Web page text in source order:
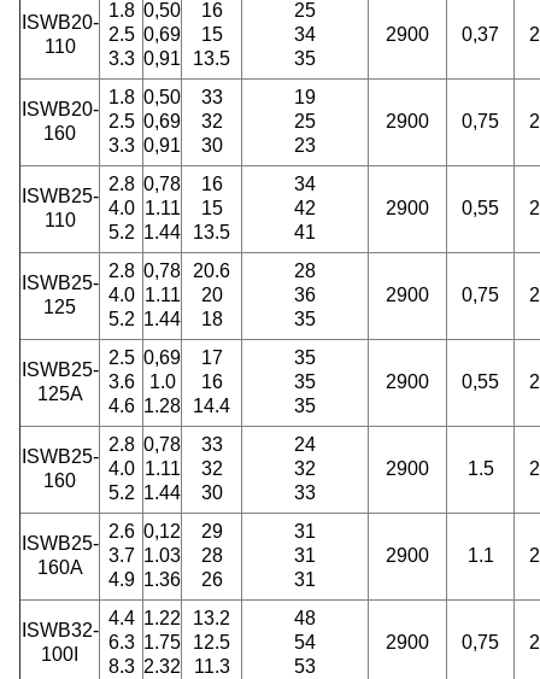
ISWB20-
110
1.8
2.5
3.3
0,50
0,69
0,91
16
15
13.5
25
34
35
2900 0,37
ISWB20-
160
1.8
2.5
3.3
0,50
0,69
0,91
33
32
30
19
25
23
2900 0,75
ISWB25-
110
2.8
4.0
5.2
0,78
1.11
1.44
16
15
13.5
34
42
41
2900 0,55
ISWB25-
125
2.8
4.0
5.2
0,78
1.11
1.44
20.6
20
18
28
36
35
2900 0,75
ISWB25-
125A
2.5
3.6
4.6
0,69
1.0
1.28
17
16
14.4
35
35
35
2900 0,55
ISWB25-
160
2.8
4.0
5.2
0,78
1.11
1.44
33
32
30
24
32
33
2900 1.5
ISWB25-
160A
2.6
3.7
4.9
0,12
1.03
1.36
29
28
26
31
31
31
2900 1.1
ISWB32-
100I
4.4
6.3
8.3
1.22
1.75
2.32
13.2
12.5
11.3
48
54
53
2900 0,75